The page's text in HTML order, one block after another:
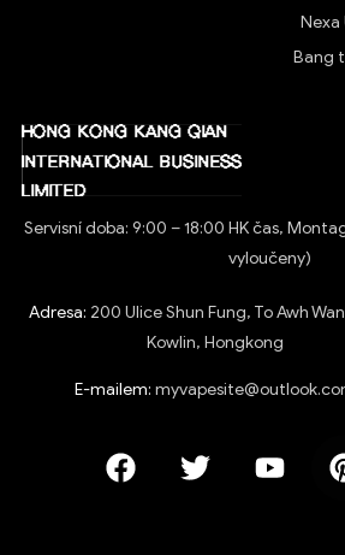
Nexa
Bang
Servisní doba: 9:00 – 18:00 HK čas,
vyloučeny)
Adresa: 200 Ulice Shun Fung, To Awh
Kowlin, Hongkong
E-mailem: